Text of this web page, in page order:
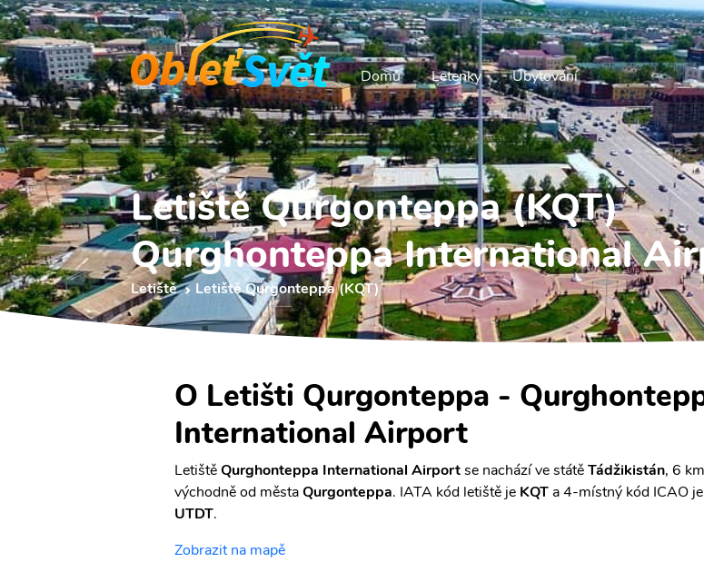
Domů Letenky Ubytování
Letiště Qurgonteppa (KQT)
Qurghonteppa International
Letiště Letiště Qurgonteppa (KQT)
O Letišti Qurgonteppa -
International Airport
LetištěQurghonteppa International Airportse nachází ve státěTádžikistán, 6 km
východně od městaQurgonteppa. IATA kód letiště je KQT a 4-místný kód ICAO je
UTDT.
Zobrazit na mapě